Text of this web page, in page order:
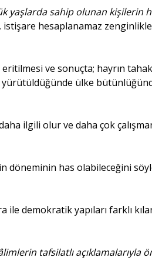
yaşlarda sahip olunan kişilerin
istişare hesaplanamaz
ve sonuçta; hayrın
ülke
ilgili olur ve daha çok
döneminin has olabileceğini
ile demokratik yapıları farklı
tafsilatlı açıklamalarıyla